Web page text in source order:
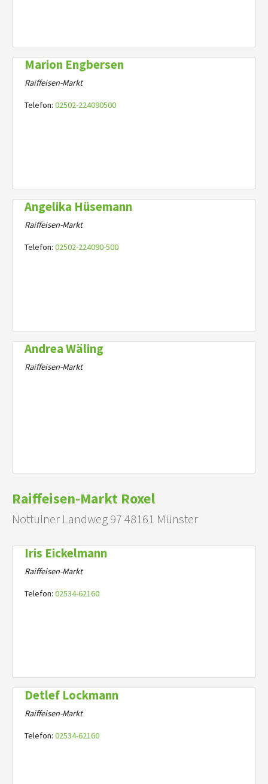
Marion Engbersen
Raiffeisen-Markt
Telefon: 02502-224090500
Angelika Hüsemann
Raiffeisen-Markt
Telefon: 02502-224090-500
Andrea Wäling
Raiffeisen-Markt
Raiffeisen-Markt Roxel
Nottulner Landweg 97 48161 Münster
Iris Eickelmann
Raiffeisen-Markt
Telefon: 02534-62160
Detlef Lockmann
Raiffeisen-Markt
Telefon: 02534-62160